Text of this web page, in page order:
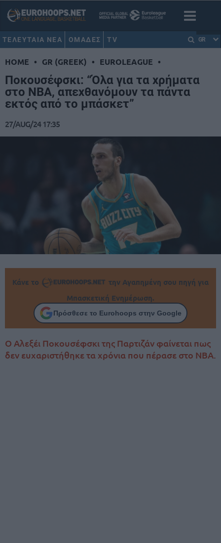
ΤΕΛΕΥΤΑΙΑ ΝΕΑ ΟΜΑΔΕΣ TV GR
HOME • GR (GREEK) • EUROLEAGUE •
Ποκουσέφσκι: “Όλα για τα χρήματα
στο NBA, απεχθανόμουν τα πάντα
εκτός από το μπάσκετ”
27/AUG/24 17:35
Κάνε το
την Αγαπημένη σου πηγή για
Μπασκετική Ενημέρωση.
Πρόσθεσε το Eurohoops στην Google
Ο Αλεξέι Ποκουσέφσκι της Παρτιζάν φαίνεται πως
δεν ευχαριστήθηκε τα χρόνια που πέρασε στο NBA.